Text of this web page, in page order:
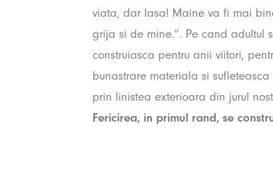
viata, dar lasa! Maine va fi mai
grija si de mine.”. Pe cand adultul
construiasca pentru anii viitori,
bunastrare materiala si
prin linistea exterioara din jurul
Fericirea, in primul rand, se